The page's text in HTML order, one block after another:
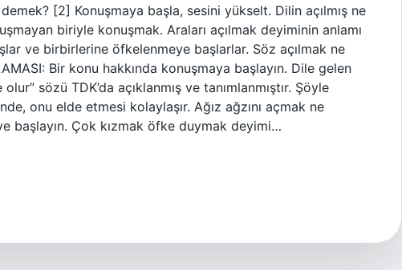
[2] Konuşmaya başla, sesini yükselt. Dilin açılmış ne
biriyle konuşmak. Araları açılmak deyiminin anlamı
ve birbirlerine öfkelenmeye başlarlar. Söz açılmak ne
Bir konu hakkında konuşmaya başlayın. Dile gelen
sözü TDK’da açıklanmış ve tanımlanmıştır. Şöyle
onu elde etmesi kolaylaşır. Ağız ağzını açmak ne
başlayın. Çok kızmak öfke duymak deyimi…